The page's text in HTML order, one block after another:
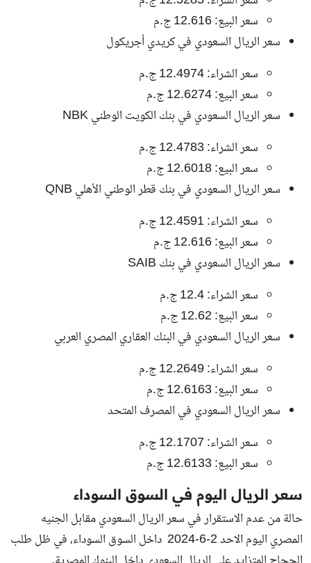
سعر البيع: 12.616 ج.م
سعر الريال السعودي في كريدي أجريكول
سعر الشراء: 12.4974 ج.م
سعر البيع: 12.6274 ج.م
سعر الريال السعودي في بنك الكويت الوطني NBK
سعر الشراء: 12.4783 ج.م
سعر البيع: 12.6018 ج.م
سعر الريال السعودي في بنك قطر الوطني الأهلي QNB
سعر الشراء: 12.4591 ج.م
سعر البيع: 12.616 ج.م
سعر الريال السعودي في بنك SAIB
سعر الشراء: 12.4 ج.م
سعر البيع: 12.62 ج.م
سعر الريال السعودي في البنك العقاري المصري العربي
سعر الشراء: 12.2649 ج.م
سعر البيع: 12.6163 ج.م
سعر الريال السعودي في المصرف المتحد
سعر الشراء: 12.1707 ج.م
سعر البيع: 12.6133 ج.م
سعر الريال اليوم في السوق السوداء
حالة من عدم الاستقرار في سعر الريال السعودي مقابل الجنيه
المصري اليوم الاحد 2-6-2024 داخل السوق السوداء، في ظل طلب